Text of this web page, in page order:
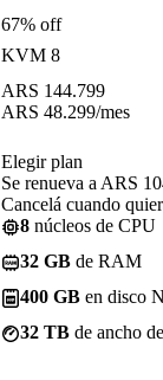
67% off
KVM 8
ARS 144.799
ARS 48.299/mes
Elegir plan
Se renueva a ARS
Cancelá cuando
8 núcleos de CPU
32 GB de RAM
400 GB en disco
32 TB de ancho